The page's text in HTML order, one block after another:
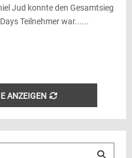
Jud konnte den Gesamtsieg
Teilnehmer war......
ANZEIGEN